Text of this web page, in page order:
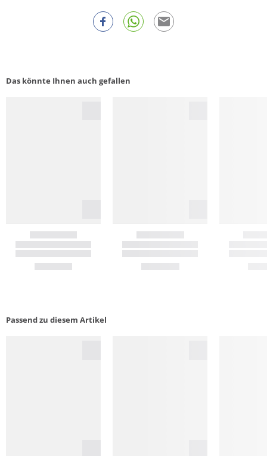
Das könnte Ihnen auch gefallen
Passend zu diesem Artikel